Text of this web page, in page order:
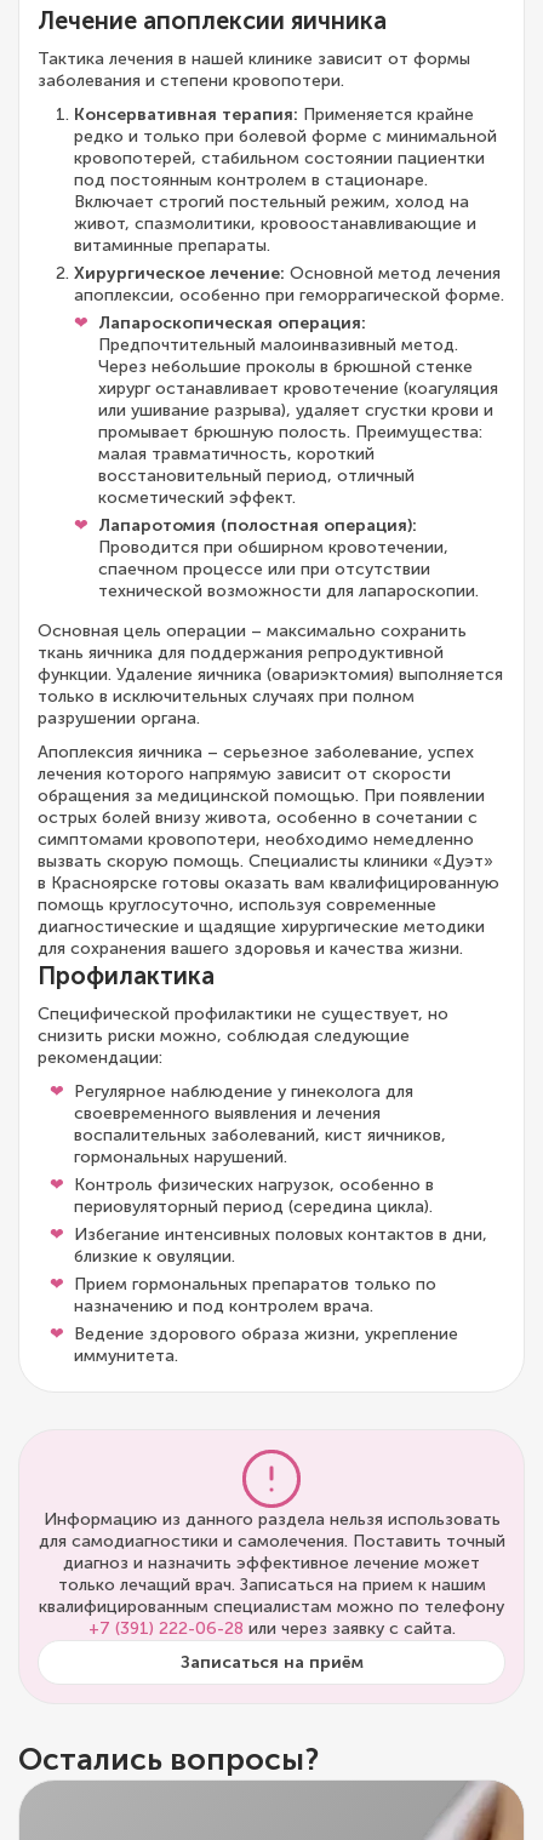
Лечение апоплексии яичника
Тактика лечения в нашей клинике зависит от формы
заболевания и степени кровопотери.
Консервативная терапия: Применяется крайне
редко и только при болевой форме с минимальной
кровопотерей, стабильном состоянии пациентки
под постоянным контролем в стационаре.
Включает строгий постельный режим, холод на
живот, спазмолитики, кровоостанавливающие и
витаминные препараты.
Хирургическое лечение: Основной метод лечения
апоплексии, особенно при геморрагической форме.
Лапароскопическая операция:
Предпочтительный малоинвазивный метод.
Через небольшие проколы в брюшной стенке
хирург останавливает кровотечение (коагуляция
или ушивание разрыва), удаляет сгустки крови и
промывает брюшную полость. Преимущества:
малая травматичность, короткий
восстановительный период, отличный
косметический эффект.
Лапаротомия (полостная операция):
Проводится при обширном кровотечении,
спаечном процессе или при отсутствии
технической возможности для лапароскопии.
Основная цель операции – максимально сохранить
ткань яичника для поддержания репродуктивной
функции. Удаление яичника (овариэктомия) выполняется
только в исключительных случаях при полном
разрушении органа.
Апоплексия яичника – серьезное заболевание, успех
лечения которого напрямую зависит от скорости
обращения за медицинской помощью. При появлении
острых болей внизу живота, особенно в сочетании с
симптомами кровопотери, необходимо немедленно
вызвать скорую помощь. Специалисты клиники «Дуэт»
в Красноярске готовы оказать вам квалифицированную
помощь круглосуточно, используя современные
диагностические и щадящие хирургические методики
для сохранения вашего здоровья и качества жизни.
Профилактика
Специфической профилактики не существует, но
снизить риски можно, соблюдая следующие
рекомендации:
Регулярное наблюдение у гинеколога для
своевременного выявления и лечения
воспалительных заболеваний, кист яичников,
гормональных нарушений.
Контроль физических нагрузок, особенно в
периовуляторный период (середина цикла).
Избегание интенсивных половых контактов в дни,
близкие к овуляции.
Прием гормональных препаратов только по
назначению и под контролем врача.
Ведение здорового образа жизни, укрепление
иммунитета.
Информацию из данного раздела нельзя использовать
для самодиагностики и самолечения. Поставить точный
диагноз и назначить эффективное лечение может
только лечащий врач. Записаться на прием к нашим
квалифицированным специалистам можно по телефону
+7 (391) 222-06-28 или через заявку с сайта.
Записаться на приём
Остались вопросы?